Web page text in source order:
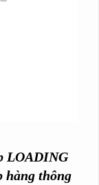
LOADING
hàng thông